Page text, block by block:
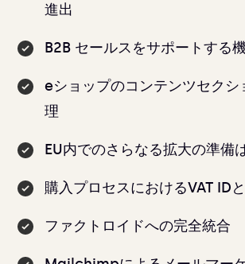
進出
B2B セールスをサポートする
eショップのコンテンツセクシ
理
EU内でのさらなる拡大の準備
購入プロセスにおけるVAT ID
ファクトロイドへの完全統合